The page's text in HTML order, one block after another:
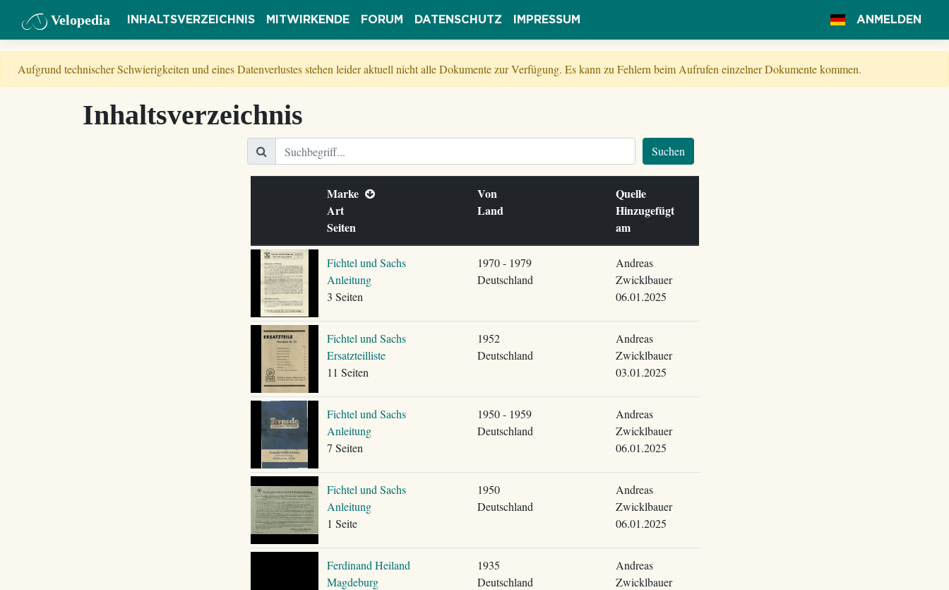
Velopedia INHALTSVERZEICHNIS MITWIRKENDE FORUM DATENSCHUTZ IMPRESSUM ANMELDEN
Aufgrund technischer Schwierigkeiten und eines Datenverlustes stehen leider aktuell nicht alle Dokumente zur Verfügung. Es kann zu Fehlern beim Aufrufen einzelner Dokumente kommen.
Inhaltsverzeichnis
Suchen
Marke
Art
Seiten
Von
Land
Quelle
Hinzugefügt
am
Fichtel und Sachs
Anleitung
3 Seiten
1970 - 1979
Deutschland
Andreas
Zwicklbauer
06.01.2025
Fichtel und Sachs
Ersatzteilliste
11 Seiten
1952
Deutschland
Andreas
Zwicklbauer
03.01.2025
Fichtel und Sachs
Anleitung
7 Seiten
1950 - 1959
Deutschland
Andreas
Zwicklbauer
06.01.2025
Fichtel und Sachs
Anleitung
1 Seite
1950
Deutschland
Andreas
Zwicklbauer
06.01.2025
Ferdinand Heiland
Magdeburg
1935
Deutschland
Andreas
Zwicklbauer